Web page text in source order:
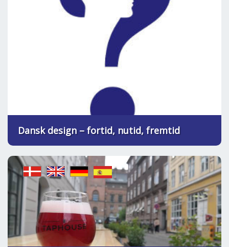
Dansk design – fortid, nutid, fremtid